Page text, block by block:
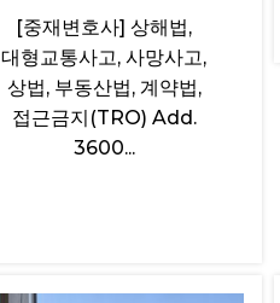
[중재변호사] 상해법,
대형교통사고, 사망사고,
상법, 부동산법, 계약법,
접근금지(TRO) Add.
3600...